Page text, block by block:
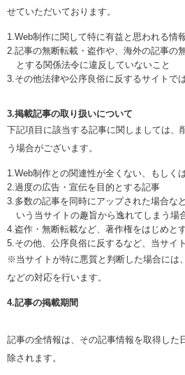
せていただいております。
1.Web制作に関して特に有益と思われる情
2.記事の無断転載・盗作や、海外の記事の
とする関係法令に違反していないこと
3.その他法律や公序良俗に反するサイトで
3.掲載記事の取り扱いについて
下記項目に該当する記事に関しましては、
う場合がございます。
1.Web制作との関連性が全くない、もしく
2.過度の広告・宣伝を目的とする記事
3.多数の記事を同時にアップされた場合な
いう当サイトの趣旨から逸れてしまう場
4.盗作・無断転載など、著作権をはじめと
5.その他、公序良俗に反するなど、当サイ
※当サイトが特に悪質と判断した場合には
などの対応を行います。
4.記事の掲載期間
記事の全情報は、その記事情報を取得した
除されます。